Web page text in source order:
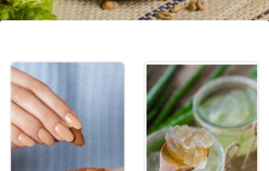
യൂറിക് ആസിഡിന്റെ അളവ്
നിയന്ത്രിക്കുന്നതിന് ബാർലി വെള്ളം
മികച്ചതാണ്. മൂത്രത്തിന്റെ ഉത്പാദനം
വർദ്ധിപ്പിക്കുന്ന ഒരു പ്രകൃതിദത്ത
ഡൈയൂററ്റിക് ആയി ഇത് പ്രവർത്തിക്കുന്നു.
Image credits: Getty